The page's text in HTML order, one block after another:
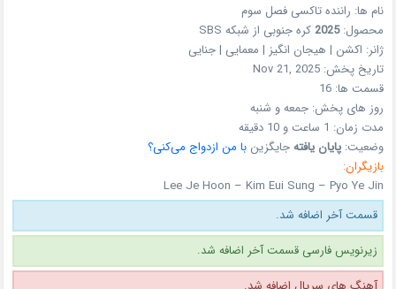
نام ها: راننده تاکسی فصل سوم
محصول:2025 کره جنوبی از شبکه SBS
ژانر: اکشن | هیجان انگیز | معمایی | جنایی
تاریخ پخش:Nov 21, 2025
قسمت ها:16
روز های پخش:جمعه و شنبه
مدت زمان: 1 ساعت و 10 دقیقه
وضعیت:پایان یافتهجایگزینبا من ازدواج می‌کنی؟
بازیگران:
Lee Je Hoon – Kim Eui Sung – Pyo Ye Jin
قسمت آخر اضافه شد.
زیرنویس فارسی قسمت آخر اضافه شد.